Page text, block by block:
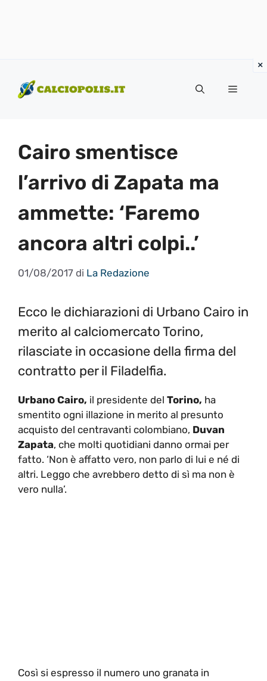
contenuto
Menu
Cairo smentisce
l’arrivo di Zapata ma
ammette: ‘Faremo
ancora altri colpi..’
01/08/2017 di La Redazione
Ecco le dichiarazioni di Urbano Cairo in
merito al calciomercato Torino,
rilasciate in occasione della firma del
contratto per il Filadelfia.
Urbano Cairo, il presidente del Torino, ha
smentito ogni illazione in merito al presunto
acquisto del centravanti colombiano, Duvan
Zapata, che molti quotidiani danno ormai per
fatto. ‘Non è affatto vero, non parlo di lui e né di
altri. Leggo che avrebbero detto di sì ma non è
vero nulla’.
Così si espresso il numero uno granata in